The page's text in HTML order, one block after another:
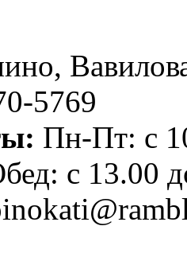
5769
Пн-Пт: с
с 13.00